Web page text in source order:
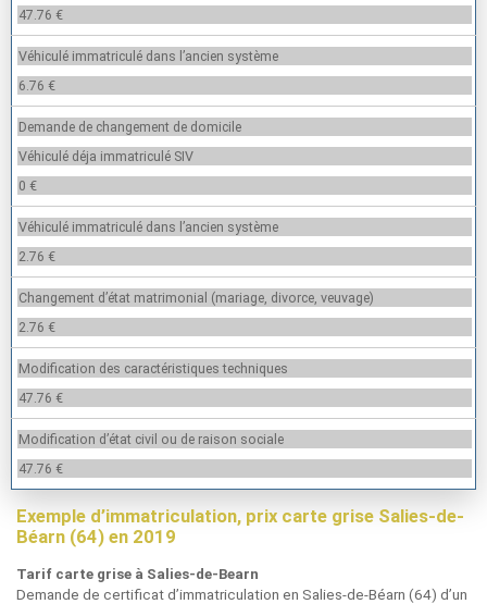
47.76 €
Véhiculé immatriculé dans l’ancien système
6.76 €
Demande de changement de domicile
Véhiculé déja immatriculé SIV
0 €
Véhiculé immatriculé dans l’ancien système
2.76 €
Changement d’état matrimonial (mariage, divorce, veuvage)
2.76 €
Modification des caractéristiques techniques
47.76 €
Modification d’état civil ou de raison sociale
47.76 €
Exemple d’immatriculation, prix carte grise Salies-de-
Béarn (64) en 2019
Tarif carte grise à Salies-de-Bearn
Demande de certificat d’immatriculation en Salies-de-Béarn (64) d’un